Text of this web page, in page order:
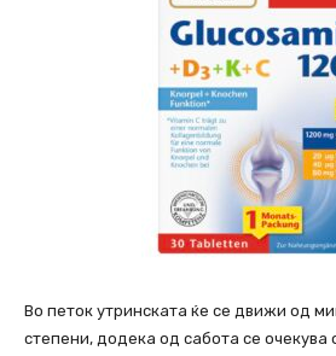
Во петок утринската ќе се движи од
степени, додека од сабота се очекува